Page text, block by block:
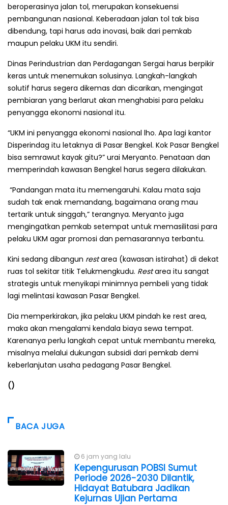
beroperasinya jalan tol, merupakan konsekuensi
pembangunan nasional. Keberadaan jalan tol tak bisa
dibendung, tapi harus ada inovasi, baik dari pemkab
maupun pelaku UKM itu sendiri.
Dinas Perindustrian dan Perdagangan Sergai harus berpikir
keras untuk menemukan solusinya. Langkah-langkah
solutif harus segera dikemas dan dicarikan, mengingat
pembiaran yang berlarut akan menghabisi para pelaku
penyangga ekonomi nasional itu.
“UKM ini penyangga ekonomi nasional lho. Apa lagi kantor
Disperindag itu letaknya di Pasar Bengkel. Kok Pasar Bengkel
bisa semrawut kayak gitu?” urai Meryanto. Penataan dan
memperindah kawasan Bengkel harus segera dilakukan.
“Pandangan mata itu memengaruhi. Kalau mata saja
sudah tak enak memandang, bagaimana orang mau
tertarik untuk singgah,” terangnya. Meryanto juga
mengingatkan pemkab setempat untuk memasilitasi para
pelaku UKM agar promosi dan pemasarannya terbantu.
Kini sedang dibangun restarea (kawasan istirahat) di dekat
ruas tol sekitar titik Telukmengkudu. Restarea itu sangat
strategis untuk menyikapi minimnya pembeli yang tidak
lagi melintasi kawasan Pasar Bengkel.
Dia memperkirakan, jika pelaku UKM pindah ke rest area,
maka akan mengalami kendala biaya sewa tempat.
Karenanya perlu langkah cepat untuk membantu mereka,
misalnya melalui dukungan subsidi dari pemkab demi
keberlanjutan usaha pedagang Pasar Bengkel.
()
BACA JUGA
6 jam yang lalu
Kepengurusan POBSI Sumut
Periode 2026-2030 Dilantik,
Hidayat Batubara Jadikan
Kejurnas Ujian Pertama